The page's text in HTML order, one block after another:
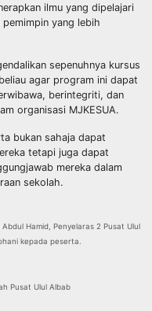
ilmu yang dipelajari
yang lebih
sepenuhnya kursus
agar program ini dapat
berintegriti, dan
organisasi MJKESUA.
bukan sahaja dapat
tetapi juga dapat
mereka dalam
sekolah.
Hamid, Penyelaras 2 Pusat Ulul
kepada peserta.
Pusat Ulul Albab